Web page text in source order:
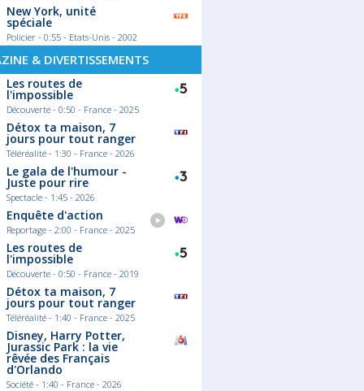
cuisine à la TV :
en 2026
5)
quoi regarder ce soir
Cauchemar en
en cuisine sur
sur France 5 et
3, l'offre culinaire
n'a jamais été aussi
Finales européennes 2026 :
chocs à venir !
Le football européen s'apprête à vivre
que les quarts de finale battent leur
plein, les regards se tournent déjà vers
New York, unité
spéciale
Policier - 0:55 - Etats-Unis - 2002
& DIVERTISSEMENTS
Les routes de
l'impossible
Découverte - 0:50 - France - 2025
Détox ta maison, 7
jours pour tout ranger
Téléréalité - 1:30 - France - 2026
Le gala de l'humour -
Juste pour rire
Spectacle - 1:45 - 2026
Enquête d'action
Reportage - 2:00 - France - 2025
Les routes de
l'impossible
Découverte - 0:50 - France - 2019
Détox ta maison, 7
jours pour tout ranger
Téléréalité - 1:40 - France - 2025
Disney, Harry Potter,
Jurassic Park : la vie
rêvée des Français
d'Orlando
Société - 1:40 - France - 2026